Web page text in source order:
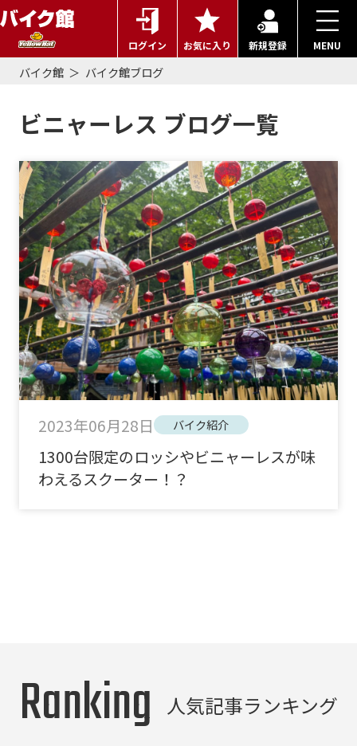
ログイン お気に入り 新規登録 MENU
バイク館 バイク館ブログ
ビニャーレス ブログ一覧
2023年06月28日 バイク紹介
1300台限定のロッシやビニャーレスが味
わえるスクーター！？
Ranking 人気記事ランキング